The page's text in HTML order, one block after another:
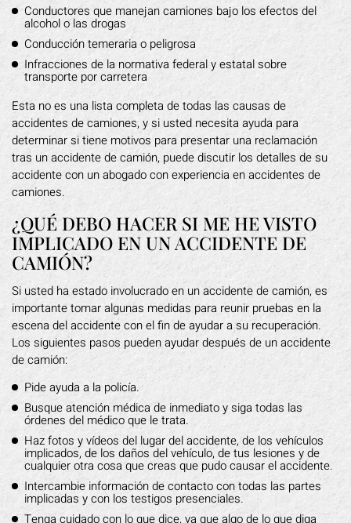
Conductores que manejan camiones bajo los efectos del
alcohol o las drogas
Conducción temeraria o peligrosa
Infracciones de la normativa federal y estatal sobre
transporte por carretera
Esta no es una lista completa de todas las causas de
accidentes de camiones, y si usted necesita ayuda para
determinar si tiene motivos para presentar una reclamación
tras un accidente de camión, puede discutir los detalles de su
accidente con un abogado con experiencia en accidentes de
camiones.
¿QUÉ DEBO HACER SI ME HE VISTO
IMPLICADO EN UN ACCIDENTE DE
CAMIÓN?
Si usted ha estado involucrado en un accidente de camión, es
importante tomar algunas medidas para reunir pruebas en la
escena del accidente con el fin de ayudar a su recuperación.
Los siguientes pasos pueden ayudar después de un accidente
de camión:
Pide ayuda a la policía.
Busque atención médica de inmediato y siga todas las
órdenes del médico que le trata.
Haz fotos y vídeos del lugar del accidente, de los vehículos
implicados, de los daños del vehículo, de tus lesiones y de
cualquier otra cosa que creas que pudo causar el accidente.
Intercambie información de contacto con todas las partes
implicadas y con los testigos presenciales.
Tenga cuidado con lo que dice, ya que algo de lo que diga